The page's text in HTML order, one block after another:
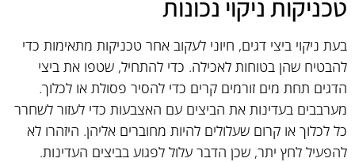
טכניקות ניקוי נכונות
בעת ניקוי ביצי דגים, חיוני לעקוב אחר טכניקות מתאימות כדי
להבטיח שהן בטוחות לאכילה. כדי להתחיל, שטפו את ביצי
הדגים תחת מים זורמים קרים כדי להסיר פסולת או לכלוך.
מערבבים בעדינות את הביצים עם האצבעות כדי לעזור לשחרר
כל לכלוך או קרום שעלולים להיות מחוברים אליהן. היזהרו לא
להפעיל לחץ יתר, שכן הדבר עלול לפגוע בביצים העדינות.